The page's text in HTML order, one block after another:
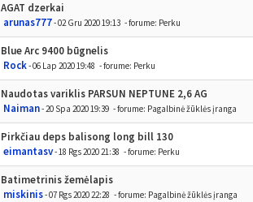
AGAT dzerkai
arunas777- 02 Gru 2020 19:13 - forume: Perku
Blue Arc 9400 būgnelis
Rock- 06 Lap 2020 19:48 - forume: Perku
Naudotas variklis PARSUN NEPTUNE 2,6 AG
Naiman- 20 Spa 2020 19:39 - forume: Pagalbinė žūklės įranga
Pirkčiau deps balisong long bill 130
eimantasv- 18 Rgs 2020 21:38 - forume: Perku
Batimetrinis žemėlapis
miskinis- 07 Rgs 2020 22:28 - forume: Pagalbinė žūklės įranga